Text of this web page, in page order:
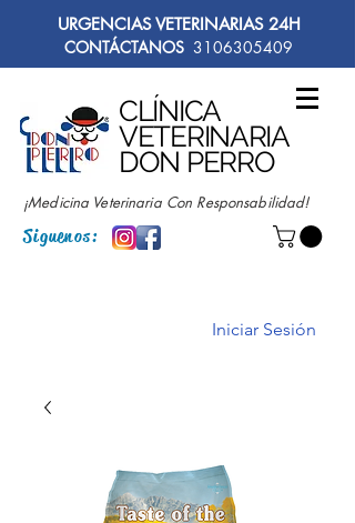
URGENCIAS VETERINARIAS 24H
CONTÁCTANOS 3106305409
CLÍNICA
VETERINARIA
DON PERRO
¡Medicina Veterinaria Con Responsabilidad!
Siguenos:
Iniciar Sesión